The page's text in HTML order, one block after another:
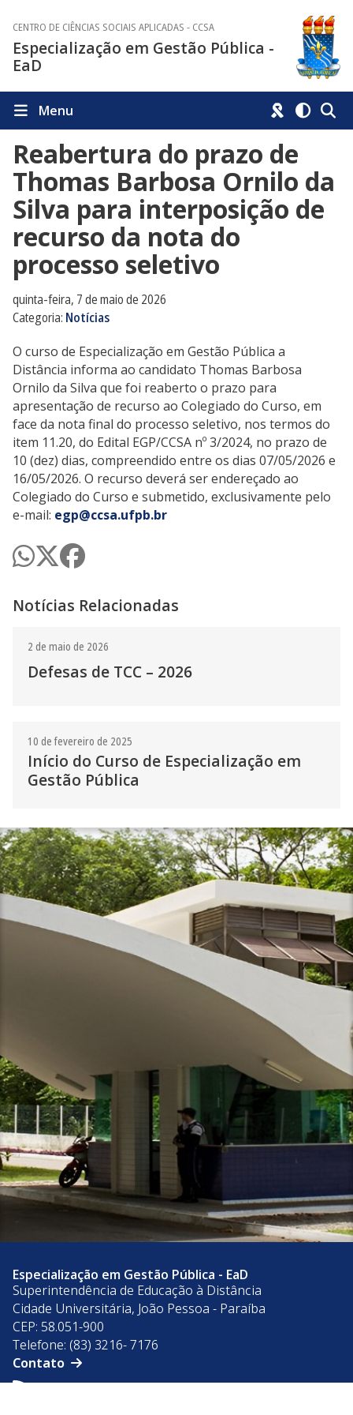
CENTRO DE CIÊNCIAS SOCIAIS APLICADAS - CCSA
Especialização em Gestão Pública -
EaD
Menu
Reabertura do prazo de
Thomas Barbosa Ornilo da
Silva para interposição de
recurso da nota do
processo seletivo
quinta-feira, 7 de maio de 2026
Categoria: Notícias
O curso de Especialização em Gestão Pública a
Distância informa ao candidato Thomas Barbosa
Ornilo da Silva que foi reaberto o prazo para
apresentação de recurso ao Colegiado do Curso, em
face da nota final do processo seletivo, nos termos do
item 11.20, do Edital EGP/CCSA nº 3/2024, no prazo de
10 (dez) dias, compreendido entre os dias 07/05/2026 e
16/05/2026. O recurso deverá ser endereçado ao
Colegiado do Curso e submetido, exclusivamente pelo
e-mail: egp@ccsa.ufpb.br
Notícias Relacionadas
2 de maio de 2026
Defesas de TCC – 2026
10 de fevereiro de 2025
Início do Curso de Especialização em
Gestão Pública
Especialização em Gestão Pública - EaD
Superintendência de Educação à Distância
Cidade Universitária, João Pessoa - Paraíba
CEP: 58.051-900
Telefone: (83) 3216- 7176
Contato